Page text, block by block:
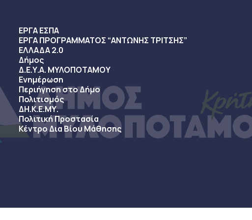
ΕΡΓΑ ΕΣΠΑ
ΕΡΓΑ ΠΡΟΓΡΑΜΜΑΤΟΣ “ΑΝΤΩΝΗΣ ΤΡΙΤΣΗΣ”
ΕΛΛΑΔΑ 2.0
Δήμος
Δ.Ε.Υ.Α. ΜΥΛΟΠΟΤΑΜΟΥ
Ενημέρωση
Περιήγηση στο Δήμο
Πολιτισμός
ΔΗ.Κ.Ε.ΜΥ.
Πολιτική Προστασία
Κέντρο Δια Βίου Μάθησης